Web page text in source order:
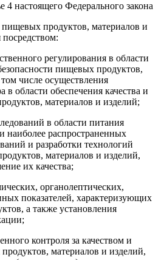
4 настоящего Федерального закона
пищевых продуктов, материалов и
регулирования в области
пищевых продуктов,
числе осуществления
в области обеспечения качества и
материалов и изделий;
в области питания
наиболее распространенных
и разработки технологий
материалов и изделий,
их качества;
органолептических,
показателей, характеризующих
а также установления
контроля за качеством и
материалов и изделий,